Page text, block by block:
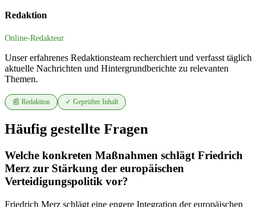
Redaktion
Online-Redakteur
Unser erfahrenes Redaktionsteam recherchiert und verfasst täglich
aktuelle Nachrichten und Hintergrundberichte zu relevanten
Themen.
📰 Redaktion ✓ Geprüfter Inhalt
Häufig gestellte Fragen
Welche konkreten Maßnahmen schlägt Friedrich
Merz zur Stärkung der europäischen
Verteidigungspolitik vor?
Friedrich Merz schlägt eine engere Integration der europäischen